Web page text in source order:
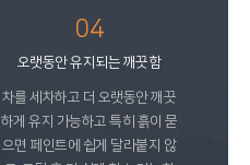
04
오랫동안 유지되는 깨끗함
차를 세차하고 더 오랫동안 깨끗
하게 유지 가능하고 특히 흙이 묻
으면 페인트에 쉽게 달라붙지 않